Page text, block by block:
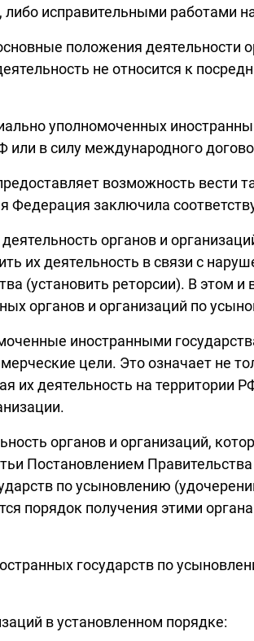
исправительными работами
положения деятельности
не относится к
уполномоченных
в силу международного
возможность
Федерация заключила
органов и
их деятельность в связи с
(установить реторсии). В этом
органов и организаций по
иностранными
цели. Это означает не
их деятельность на
органов и организаций,
Постановлением
по усыновлению
порядок получения этими
государств по
в установленном порядке: